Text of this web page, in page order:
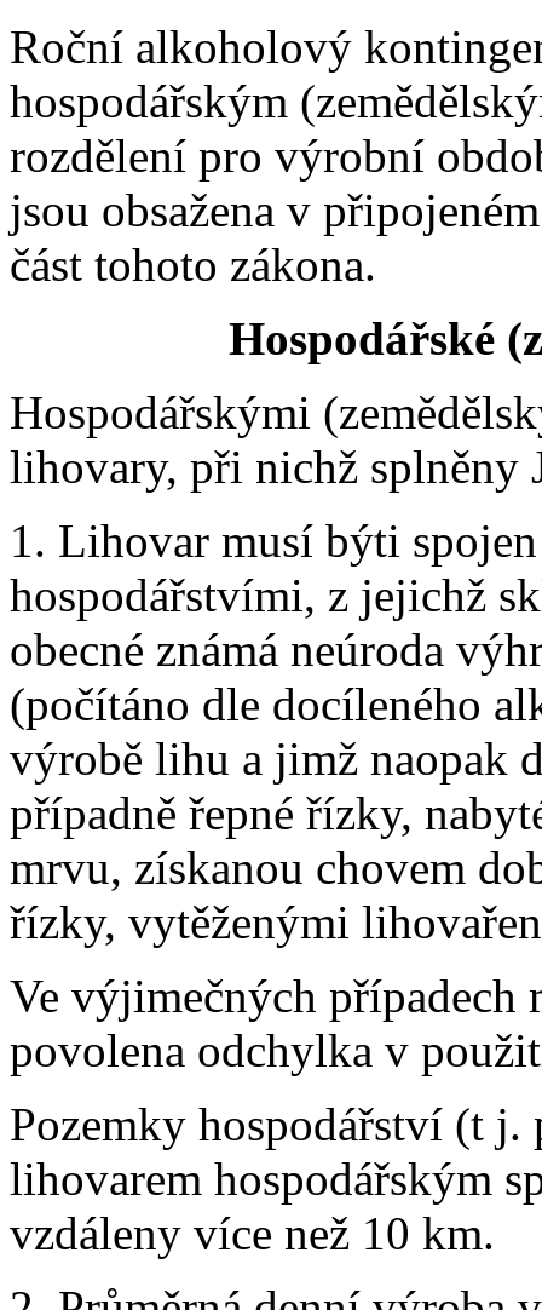
Roční alkoholový
hospodářským
rozdělení pro výrobní
jsou obsažena v
část tohoto zákona.
Hospodářské
Hospodářskými
lihovary, při nichž splněny
1. Lihovar musí býti
hospodářstvími, z jejichž
obecné známá neúroda
(počítáno dle docíleného
výrobě lihu a jimž naopak
případně řepné řízky,
mrvu, získanou chovem
řízky, vytěženými
Ve výjimečných případech
povolena odchylka v
Pozemky hospodářství (t j.
lihovarem hospodářským
vzdáleny více než 10 km.